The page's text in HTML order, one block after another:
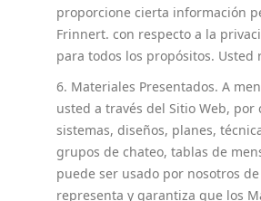
proporcione cierta información
Frinnert. con respecto a la
para todos los propósitos.
6. Materiales Presentados. A
usted a través del Sitio Web,
sistemas, diseños, planes,
grupos de chateo, tablas de
puede ser usado por nosotros
representa y garantiza que los